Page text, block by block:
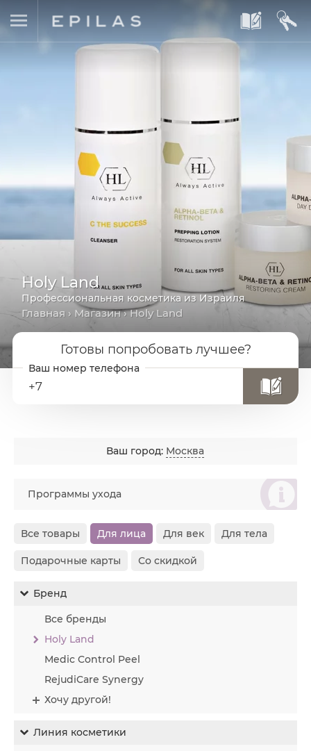
A B
Holy Land
Профессиональная косметика из Израиля
Главная › Магазин› Holy Land
Готовы попробовать лучшее?
+7
Ваш город: Москва
စ
Программы ухода
Все товары Для лица Для век Для тела
Подарочные карты Со скидкой
Бренд
Все бренды
Holy Land
Medic Control Peel
RejudiCare Synergy
Хочу другой!
Линия косметики